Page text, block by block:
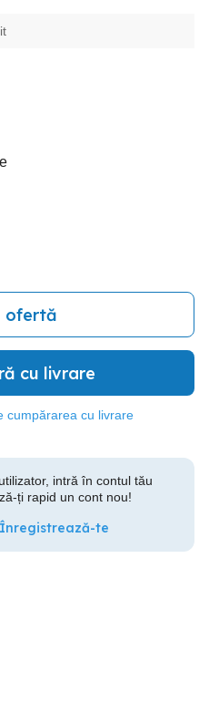
ofertă
cu livrare
cumpărarea cu livrare
intră în contul tău
ți rapid un cont nou!
te